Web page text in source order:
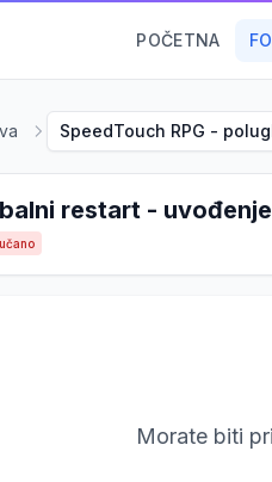
POČETNA
SpeedTouch RPG -
restart -
Morate biti